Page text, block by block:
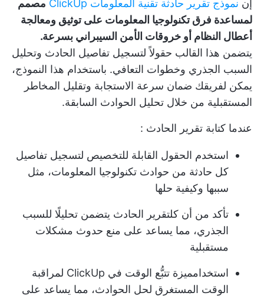
إن نموذج تقرير حادثة تقنية المعلومات ClickUp
مصمم
لمساعدة فرق تكنولوجيا المعلومات على توثيق ومعالجة
أعطال النظام أو خروقات الأمن السيبراني بسرعة.
يتضمن هذا القالب حقولاً لتسجيل تفاصيل الحادث وتحليل
السبب الجذري وخطوات التعافي. باستخدام هذا النموذج،
يمكن لفريقك ضمان سرعة الاستجابة وتقليل المخاطر
المستقبلية من خلال تحليل الحوادث السابقة.
عندما كتابة تقرير الحادث :
استخدم الحقول القابلة للتخصيص لتسجيل تفاصيل
كل حادثة من حوادث تكنولوجيا المعلومات، مثل
سببها وكيفية حلها
تأكد من أن كلتقرير الحادث يتضمن تحليلًا للسبب
الجذري، مما يساعد على منع حدوث مشكلات
مستقبلية
استخدامميزة تتبُّع الوقت في ClickUp
لمراقبة
الوقت المستغرق لحل الحوادث، مما يساعد على